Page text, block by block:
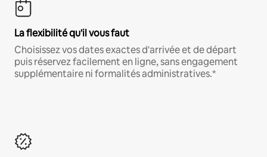
La flexibilité qu'il vous faut
Choisissez vos dates exactes d'arrivée et de départ
puis réservez facilement en ligne, sans engagement
supplémentaire ni formalités administratives.*